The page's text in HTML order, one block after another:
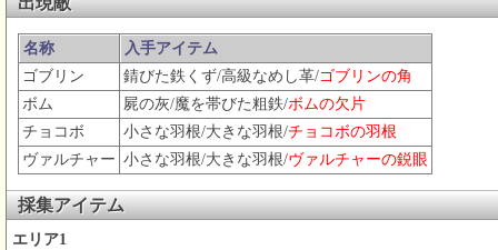
名称
入手アイテム
ゴブリン
錆びた鉄くず/高級なめし革/ゴブリンの角
ボム
屍の灰/魔を帯びた粗鉄/ボムの欠片
チョコボ
小さな羽根/大きな羽根/チョコボの羽根
ヴァルチャー 小さな羽根/大きな羽根/ヴァルチャーの鋭眼
採集アイテム
エリア1